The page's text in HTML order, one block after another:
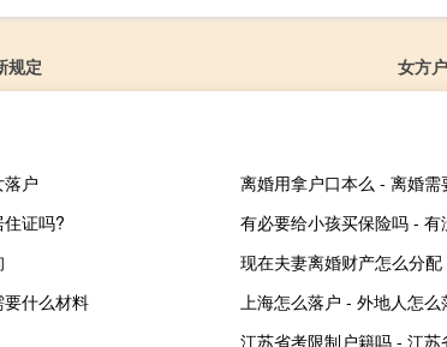
规定
女方
户
离婚用拿户口本么 - 离婚需
证吗?
有必要给小孩买保险吗 -
现在夫妻离婚财产怎么分
要什么材料
上海怎么落户 - 外地人怎
江苏省考限制户籍吗 - 江苏